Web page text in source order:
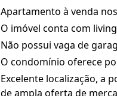
Apartamento à venda
O imóvel conta com
Não possui vaga de
O condomínio oferece
Excelente localização, a
de ampla oferta de